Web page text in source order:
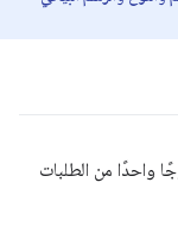
واحدًا من الطلبات